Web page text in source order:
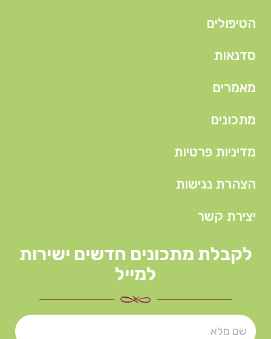
הטיפולים
סדנאות
מאמרים
מתכונים
מדיניות פרטיות
הצהרת נגישות
יצירת קשר
לקבלת מתכונים חדשים ישירות
למייל